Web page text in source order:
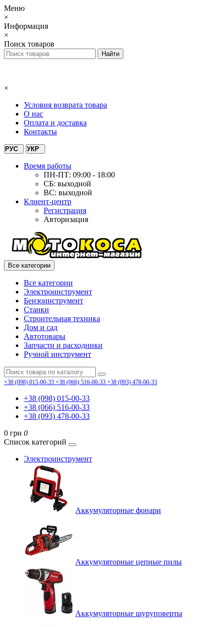
Меню
×
Информация
×
Поиск товаров
×
Условия возврата товара
О нас
Оплата и доставка
Контакты
РУС УКР
Время работы
ПН-ПТ: 09:00 - 18:00
СБ: выходной
ВС: выходной
Клиент-центр
Регистрация
Авторизация
Все категории
Все категории
Электроинструмент
Бензоинструмент
Станки
Строительная техника
Дом и сад
Автотовары
Запчасти и расходники
Ручной инструмент
+38 (098) 015-00-33 +38 (066) 516-00-33 +38 (093) 478-00-33
+38 (098) 015-00-33
+38 (066) 516-00-33
+38 (093) 478-00-33
0 грн 0
Список категорий
Электроинструмент
Аккумуляторные фонари
Аккумуляторные цепные пилы
Аккумуляторные шуруповерты